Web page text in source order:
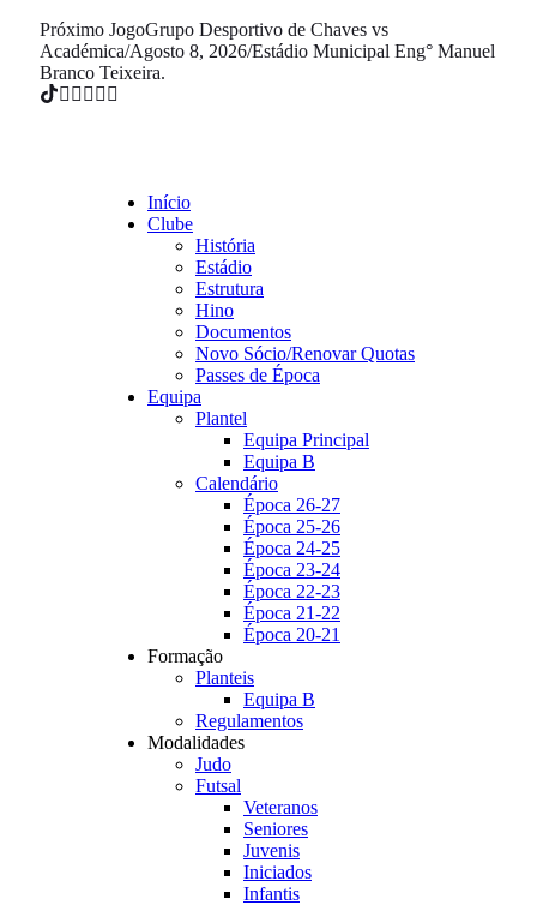
Próximo JogoGrupo Desportivo de Chaves vs
Académica/Agosto 8, 2026/Estádio Municipal Eng° Manuel
Branco Teixeira.
Início
Clube
História
Estádio
Estrutura
Hino
Documentos
Novo Sócio/Renovar Quotas
Passes de Época
Equipa
Plantel
Equipa Principal
Equipa B
Calendário
Época 26-27
Época 25-26
Época 24-25
Época 23-24
Época 22-23
Época 21-22
Época 20-21
Formação
Planteis
Equipa B
Regulamentos
Modalidades
Judo
Futsal
Veteranos
Seniores
Juvenis
Iniciados
Infantis